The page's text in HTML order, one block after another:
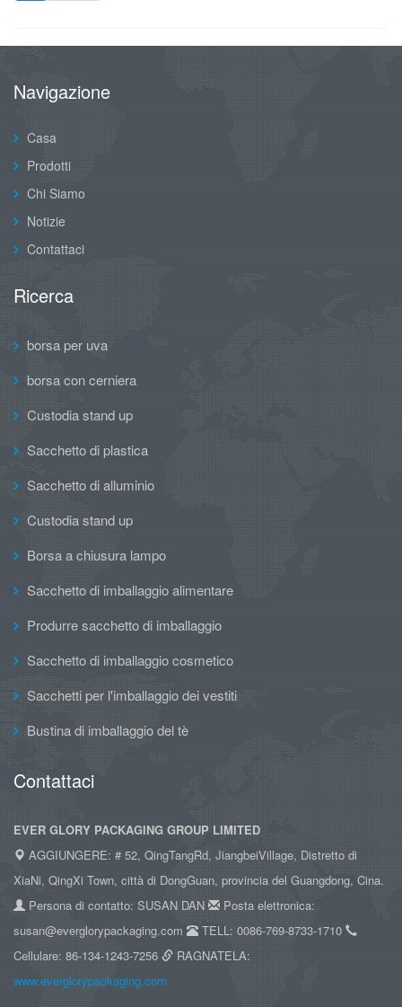
Navigazione
Casa
Prodotti
Chi Siamo
Notizie
Contattaci
Ricerca
borsa per uva
borsa con cerniera
Custodia stand up
Sacchetto di plastica
Sacchetto di alluminio
Custodia stand up
Borsa a chiusura lampo
Sacchetto di imballaggio alimentare
Produrre sacchetto di imballaggio
Sacchetto di imballaggio cosmetico
Sacchetti per l'imballaggio dei vestiti
Bustina di imballaggio del tè
Contattaci
EVER GLORY PACKAGING GROUP LIMITED
AGGIUNGERE: # 52, QingTangRd, JiangbeiVillage, Distretto di
XiaNi, QingXi Town, città di DongGuan, provincia del Guangdong, Cina.
Persona di contatto: SUSAN DAN
Posta elettronica:
susan@everglorypackaging.com
TELL: 0086-769-8733-1710
Cellulare: 86-134-1243-7256
RAGNATELA:
www.everglorypackaging.com